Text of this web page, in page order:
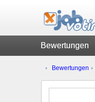
Bewertungen
Bewertungen